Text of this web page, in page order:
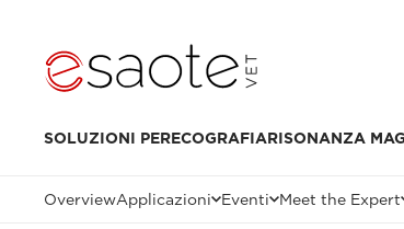
SOLUZIONI PERECOGRAFIARISONANZA
OverviewApplicazioni Eventi Meet the Expert